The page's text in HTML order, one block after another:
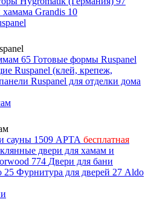
Grandis 10
65 Готовые формы Ruspanel
Ruspanel (клей, крепеж,
Ruspanel для отделки дома
сауны 1509 АРТА бесплатная
двери для хамам и
774 Двери для бани
25 Фурнитура для дверей 27 Aldo